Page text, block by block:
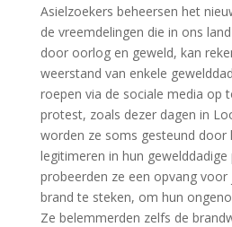
Asielzoekers beheersen het
de vreemdelingen die in ons
door oorlog en geweld, kan
weerstand van enkele
roepen via de sociale media op
protest, zoals dezer dagen in
worden ze soms gesteund door
legitimeren in hun
probeerden ze een opvang
brand te steken, om hun
Ze belemmerden zelfs de